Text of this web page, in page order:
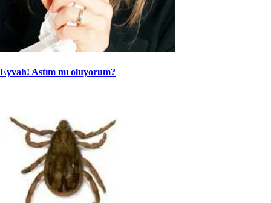
Eyvah! Astım mı oluyorum?